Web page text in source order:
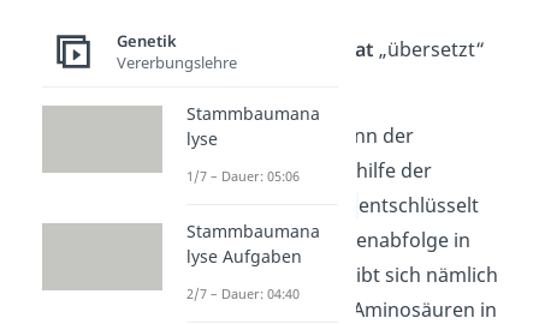
Aminosäure
Glutamat„übersetzt“
In unseren Zellen kann der
genetische Code mithilfe der
entschlüsselt
werden. Aus der Basenabfolge in
DNA oder mRNA ergibt sich nämlich
die Reihenfolge der Aminosäuren in
Genetik
Vererbungslehre
Stammbaumana
lyse
1/7 – Dauer: 05:06
Stammbaumana
lyse Aufgaben
2/7 – Dauer: 04:40